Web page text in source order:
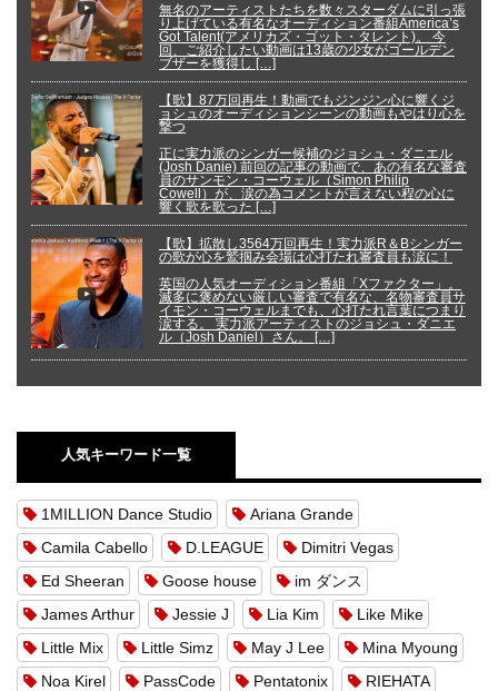
無名のアーティストたちを数々スターダムに引っ張
り上げている有名なオーディション番組America’s
Got Talent(アメリカズ・ゴット・タレント)。 今
回、ご紹介したい動画は13歳の少女がゴールデン
ブザーを獲得し […]
【歌】87万回再生！動画でもジンジン心に響くジ
ョシュのオーディションシーンの動画もやはり心を
撃つ
正に実力派のシンガー候補のジョシュ・ダニエル
(Josh Danie) 前回の記事の動画で、あの有名な審査
員のサンモン・コーウェル（Simon Philip
Cowell）が、涙の為コメントが言えない程の心に
響く歌を歌った […]
【歌】拡散し3564万回再生！実力派R＆Bシンガー
の歌が心を鷲掴み会場は心打たれ審査員も涙に！
英国の人気オーディション番組「Xファクター」。
滅多に褒めない厳しい審査で有名な、名物審査員サ
イモン・コーウェルまでも、心打たれ言葉につまり
涙する。 実力派アーティストのジョシュ・ダニエ
ル（Josh Daniel）さん。 […]
人気キーワード一覧
1MILLION Dance Studio
Ariana Grande
Camila Cabello
D.LEAGUE
Dimitri Vegas
Ed Sheeran
Goose house
im ダンス
James Arthur
Jessie J Lia Kim
Like Mike
Little Mix
Little Simz May J Lee
Mina Myoung
Noa Kirel
PassCode Pentatonix
RIEHATA